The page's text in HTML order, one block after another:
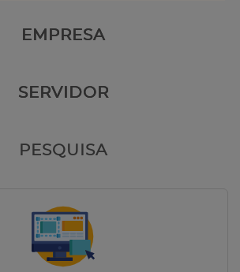
EMPRESA
SERVIDOR
PESQUISA